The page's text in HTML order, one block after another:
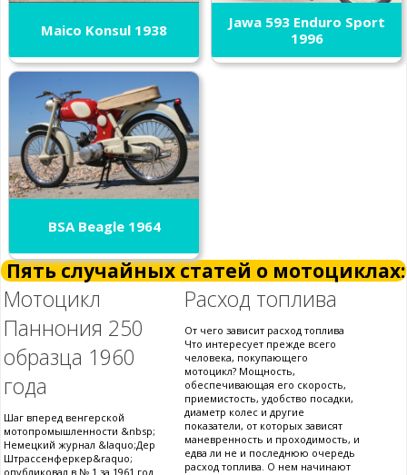
Maico Konsul 1938
Jawa 593 Enduro Sport
1996
BSA Beagle 1964
Пять случайных статей о мотоциклах:
Мотоцикл
Паннония 250
образца 1960
года
Шаг вперед венгерской
мотопромышленности &nbsp;
Немецкий журнал &laquo;Дер
Штрассенферкер&raquo;
опубликовал в № 1 за 1961 год
Расход топлива
От чего зависит расход топлива
Что интересует прежде всего
человека, покупающего
мотоцикл? Мощность,
обеспечивающая его скорость,
приемистость, удобство посадки,
диаметр колес и другие
показатели, от которых зависят
маневренность и проходимость, и
едва ли не и последнюю очередь
расход топлива. О нем начинают